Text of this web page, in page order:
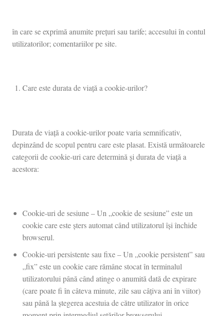
în care se exprimă anumite prețuri sau tarife; accesului în contul
utilizatorilor; comentariilor pe site.
Care este durata de viață a cookie-urilor?
Durata de viață a cookie-urilor poate varia semnificativ,
depinzând de scopul pentru care este plasat. Există următoarele
categorii de cookie-uri care determină și durata de viață a
acestora:
Cookie-uri de sesiune – Un „cookie de sesiune” este un
cookie care este șters automat când utilizatorul își închide
browserul.
Cookie-uri persistente sau fixe – Un „cookie persistent” sau
„fix” este un cookie care rămâne stocat în terminalul
utilizatorului până când atinge o anumită dată de expirare
(care poate fi în câteva minute, zile sau câțiva ani în viitor)
sau până la ștegerea acestuia de către utilizator în orice